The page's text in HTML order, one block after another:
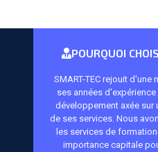
POURQUOI
SMART-TEC rejouit
ses années
développement axée sur
de ses services. Nous
les services de
importance capitale